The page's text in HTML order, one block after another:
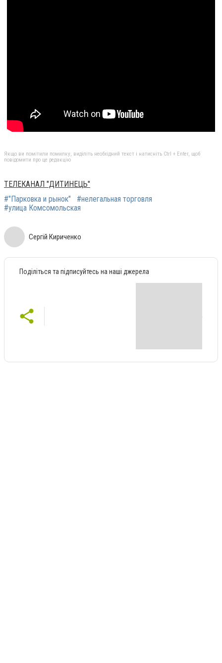
Якщо ви помітили помилку, виділіть необхідний текст і натисніть Ctrl + Enter, щоб
повідомити про це редакцію
ТЕЛЕКАНАЛ "ДИТИНЕЦЬ"
#"Парковка и рынок"
#нелегальная торговля
#улица Комсомольская
Сергій Кириченко
Поділіться та підписуйтесь на наші джерела